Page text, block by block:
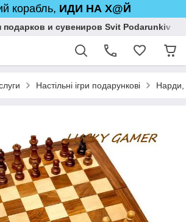
корабль, ИДИ НА Х@Й
подарков и сувениров Svit Podarunkiv
Настільні ігри подарункові